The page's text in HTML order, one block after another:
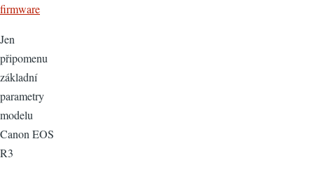
firmware
Jen
připomenu
základní
parametry
modelu
Canon EOS
R3